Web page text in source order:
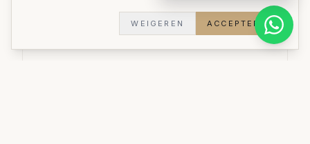
WEIGEREN ACCEPTEREN
Stijlvol praktisch
5 weken